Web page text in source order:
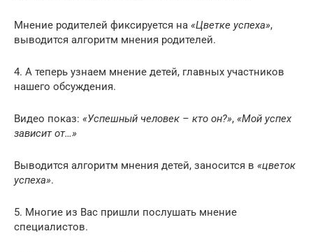
Мнение родителей фиксируется на «Цветке успеха»,
выводится алгоритм мнения родителей.
4. А теперь узнаем мнение детей, главных участников
нашего обсуждения.
Видео показ: «Успешный человек – кто он?», «Мой успех
зависит от…»
Выводится алгоритм мнения детей, заносится в «цветок
успеха».
5. Многие из Вас пришли послушать мнение
специалистов.